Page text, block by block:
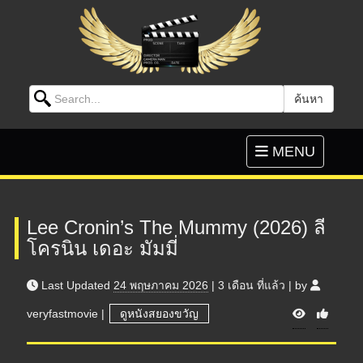
Search for: ค้นหา
Toggle
navigation
MENU
Lee Cronin’s The Mummy (2026) ลี
โครนิน เดอะ มัมมี่
Last Updated 24 พฤษภาคม 2026 | 3 เดือน ที่แล้ว | by
veryfastmovie | ดูหนังสยองขวัญ V
i